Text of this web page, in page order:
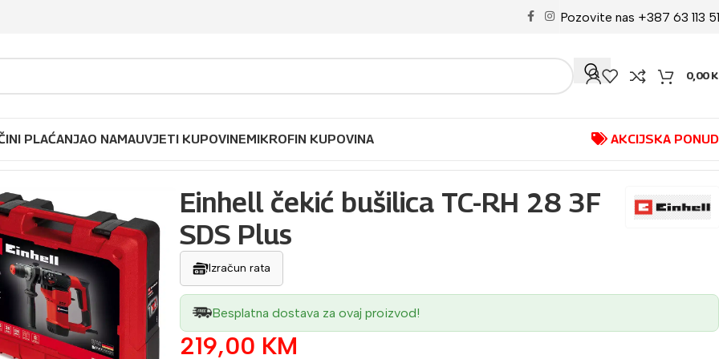
Pozovite nas +387 63 113
0,00
PLAĆANJAO NAMAUVJETI KUPOVINEMIKROFIN KUPOVINA AKCIJSKA
Einhell čekić bušilica TC-RH 28 3F
SDS Plus
Izračun rata
Besplatna dostava za ovaj proizvod!
219,00 KM